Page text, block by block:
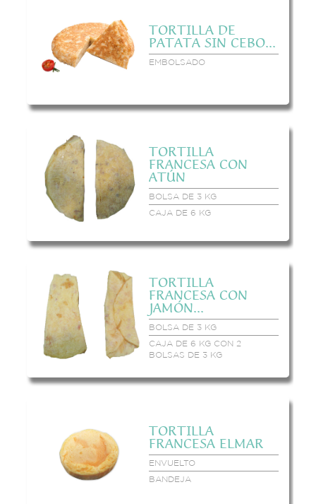
TORTILLA DE
PATATA SIN CEBO...
EMBOLSADO
TORTILLA
FRANCESA CON
ATÚN
BOLSA DE 3 KG
CAJA DE 6 KG
TORTILLA
FRANCESA CON
JAMÓN...
BOLSA DE 3 KG
CAJA DE 6 KG CON 2
BOLSAS DE 3 KG
TORTILLA
FRANCESA ELMAR
ENVUELTO
BANDEJA